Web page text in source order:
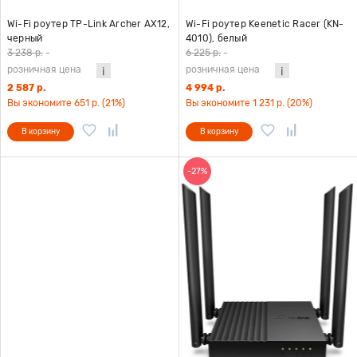
Wi-Fi роутер TP-Link Archer AX12,
черный
3 238 р. -
розничная цена
2 587 р.
Вы экономите 651 р. (21%)
В корзину
Wi-Fi роутер Keenetic Racer (KN-
4010), белый
6 225 р. -
розничная цена
4 994 р.
Вы экономите 1 231 р. (20%)
В корзину
-27%